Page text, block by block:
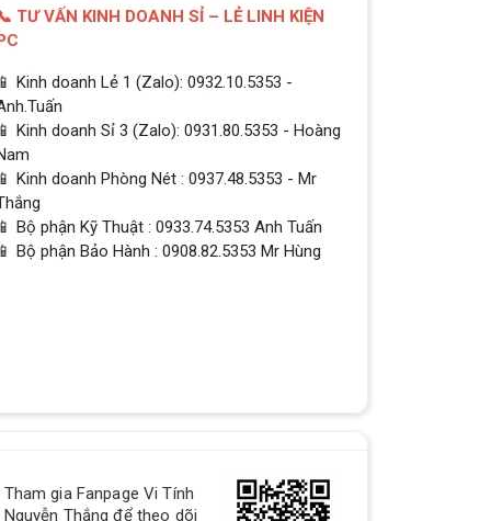
TƯ VẤN KINH DOANH SỈ – LẺ LINH KIỆN
📱 Kinh doanh Lẻ 1 (Zalo): 0932.10.5353 -
📱 Kinh doanh Sỉ 3 (Zalo): 0931.80.5353 - Hoàng
📱 Kinh doanh Phòng Nét : 0937.48.5353 - Mr
📱 Bộ phận Kỹ Thuật : 0933.74.5353 Anh Tuấn
📱 Bộ phận Bảo Hành : 0908.82.5353 Mr Hùng
Tham gia Fanpage Vi Tính
Nguyễn Thắng để theo dõi
in 9 Games | 1080p, 1440p
RTX 3060 vs RTX 2060 // Test in 9